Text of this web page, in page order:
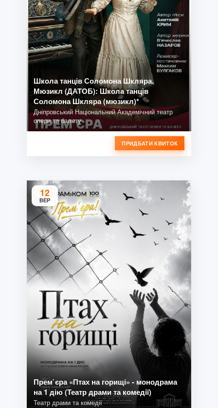
Школа танців Соломона Шкляра.
Мюзикл (ДАТОБ): Школа танців
Соломона Шкляра (мюзикл)*
Дніпровський Національний Академічний театр
опери та балету
ПРИДБАТИ КВИТОК
12
ВЕР
Прем`єра «Птах на горищі» - монодрама
на 1 дію (Театр драми та комедії)
Театр драми та комедії